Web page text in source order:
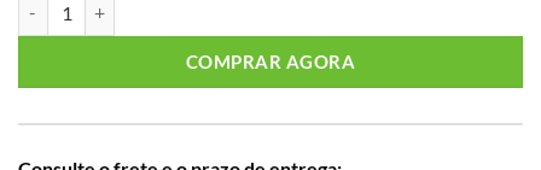
COMPRAR AGORA